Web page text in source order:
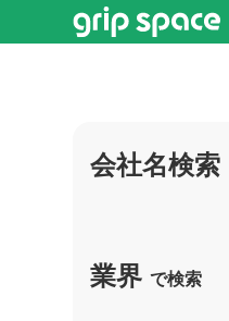
会社名検索
業界で検索